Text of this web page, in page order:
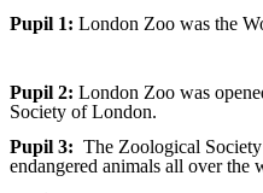
Pupil 1: London Zoo was the
Pupil 2: London Zoo was
Society of London.
Pupil 3: The Zoological
endangered animals all over the